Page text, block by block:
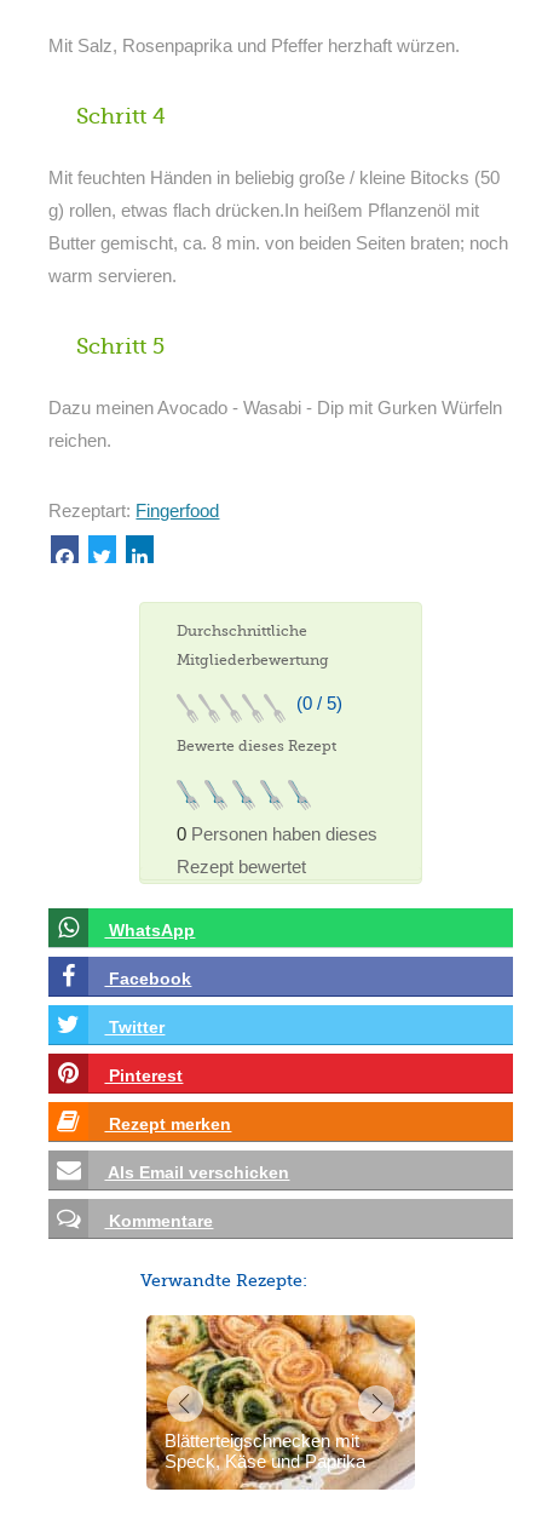
Mit Salz, Rosenpaprika und Pfeffer herzhaft würzen.
Schritt 4
Mit feuchten Händen in beliebig große / kleine Bitocks (50
g) rollen, etwas flach drücken.In heißem Pflanzenöl mit
Butter gemischt, ca. 8 min. von beiden Seiten braten; noch
warm servieren.
Schritt 5
Dazu meinen Avocado - Wasabi - Dip mit Gurken Würfeln
reichen.
Rezeptart: Fingerfood
Durchschnittliche
Mitgliederbewertung
(0 / 5)
Bewerte dieses Rezept
0 Personen haben dieses
Rezept bewertet
WhatsApp
Facebook
Twitter
Pinterest
Rezept merken
Als Email verschicken
Kommentare
Verwandte Rezepte:
Blätterteigschnecken mit
Speck, Käse und Paprika